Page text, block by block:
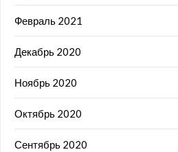
Февраль 2021
Декабрь 2020
Ноябрь 2020
Октябрь 2020
Сентябрь 2020